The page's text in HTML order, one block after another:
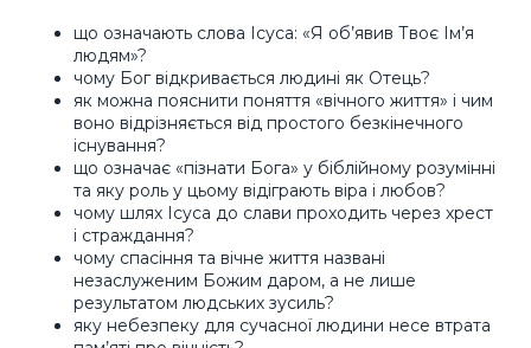
що означають слова Ісуса: «Я об’явив Твоє Ім’я
людям»?
чому Бог відкривається людині як Отець?
як можна пояснити поняття «вічного життя» і чим
воно відрізняється від простого безкінечного
існування?
що означає «пізнати Бога» у біблійному розумінні
та яку роль у цьому відіграють віра і любов?
чому шлях Ісуса до слави проходить через хрест
і страждання?
чому спасіння та вічне життя названі
незаслуженим Божим даром, а не лише
результатом людських зусиль?
яку небезпеку для сучасної людини несе втрата